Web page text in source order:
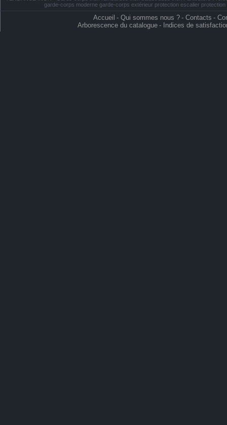
garde-corps moderne garde-corps extérieur protection escalier
Accueil - Qui sommes nous ? - Contacts -
Arborescence du catalogue - Indices de